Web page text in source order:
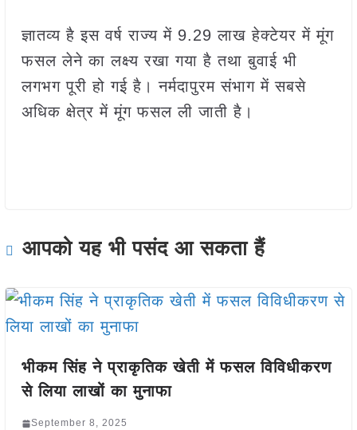
ज्ञातव्य है इस वर्ष राज्य में 9.29 लाख हेक्टेयर में मूंग
फसल लेने का लक्ष्य रखा गया है तथा बुवाई भी
लगभग पूरी हो गई है। नर्मदापुरम संभाग में सबसे
अधिक क्षेत्र में मूंग फसल ली जाती है।
आपको यह भी पसंद आ सकता हैं
भीकम सिंह ने प्राकृतिक खेती में फसल विविधीकरण
से लिया लाखों का मुनाफा
September 8, 2025